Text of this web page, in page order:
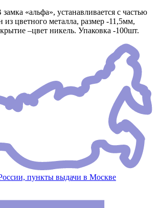
«альфа», устанавливается с частью
цветного металла, размер -11,5мм,
–цвет никель. Упаковка -100шт.
пункты выдачи в Москве